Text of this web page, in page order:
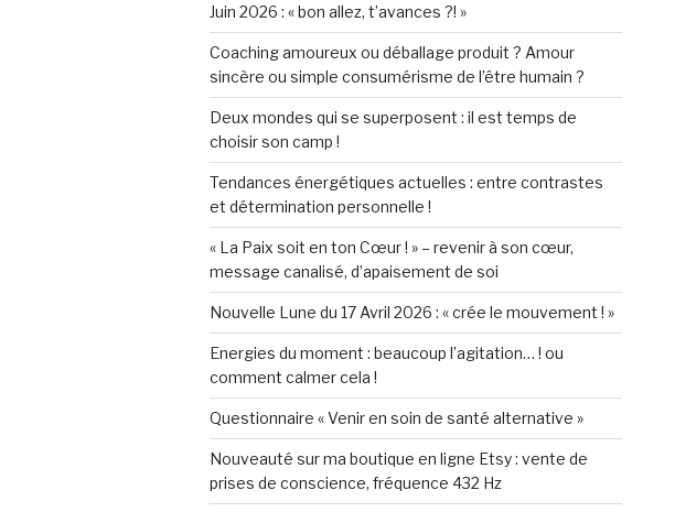
Juin 2026 : « bon allez, t’avances ?! »
Coaching amoureux ou déballage produit ? Amour
sincère ou simple consumérisme de l’être humain ?
Deux mondes qui se superposent : il est temps de
choisir son camp !
Tendances énergétiques actuelles : entre contrastes
et détermination personnelle !
« La Paix soit en ton Cœur ! » – revenir à son cœur,
message canalisé, d’apaisement de soi
Nouvelle Lune du 17 Avril 2026 : « crée le mouvement ! »
Energies du moment : beaucoup l’agitation… ! ou
comment calmer cela !
Questionnaire « Venir en soin de santé alternative »
Nouveauté sur ma boutique en ligne Etsy : vente de
prises de conscience, fréquence 432 Hz